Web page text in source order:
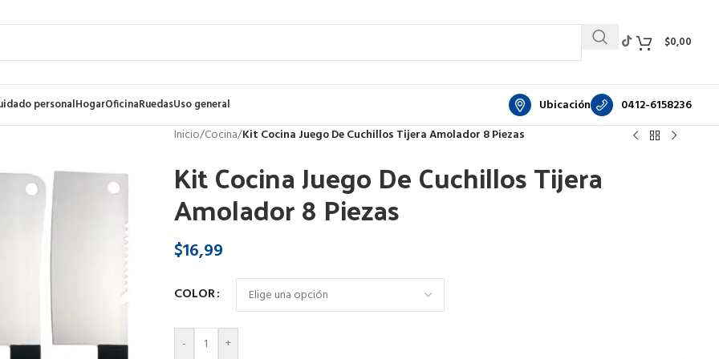
$0,00
personalHogarOficinaRuedasUso general Ubicación 0412-6158236
Inicio/Cocina/Kit Cocina Juego De Cuchillos Tijera Amolador 8 Piezas
Kit Cocina Juego De Cuchillos Tijera
Amolador 8 Piezas
$16,99
COLOR
- +